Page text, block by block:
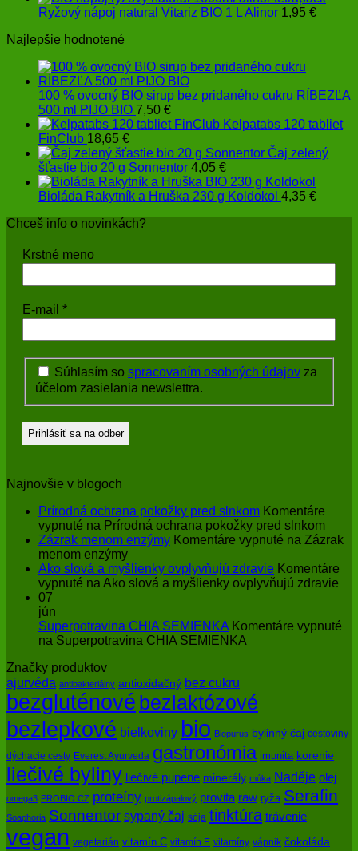
Ryžový nápoj natural Vitariz BIO 1 L Alinor 1,95 €
Najlepšie hodnotené
100 % ovocný BIO sirup bez pridaného cukru RÍBEZĽA
500 ml PIJO BIO 7,50 €
Kelpatabs 120 tabliet
FinClub 18,65 €
Čaj zelený
šťastie bio 20 g Sonnentor 4,05 €
Bioláda Rakytník a Hruška 230 g Koldokol 4,35 €
Chceš info o novinkách?
Krstné meno
E-mail *
Súhlasím so spracovaním osobných údajov za
účelom zasielania newslettra.
Najnovšie v blogoch
Prírodná ochrana pokožky pred slnkom Komentáre
vypnuté na Prírodná ochrana pokožky pred slnkom
Zázrak menom enzýmy Komentáre vypnuté na Zázrak
menom enzýmy
Ako slová a myšlienky ovplyvňujú zdravie Komentáre
vypnuté na Ako slová a myšlienky ovplyvňujú zdravie
07
jún
Superpotravina CHIA SEMIENKA Komentáre vypnuté
na Superpotravina CHIA SEMIENKA
Značky produktov
ajurvéda antibakteriálny antioxidačný bez cukru
bezgluténové bezlaktózové
bezlepkové bielkoviny bio Biopurus bylinný čaj cestoviny
dýchacie cesty Everest Ayurveda gastronómia imunita korenie
liečivé byliny liečivé pupene minerály múka Naděje olej
omega3 PROBIO CZ proteíny protizápalový provita raw ryža Serafin
Soaphoria Sonnentor sypaný čaj sója tinktúra trávenie
vegan vegetarián vitamín C vitamín E vitamíny vápnik čokoláda